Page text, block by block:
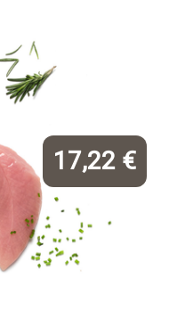
17,22 €